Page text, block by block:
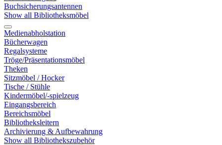
Buchsicherungsantennen
Show all Bibliotheksmöbel
Medienabholstation
Bücherwagen
Regalsysteme
Tröge/Präsentationsmöbel
Theken
Sitzmöbel / Hocker
Tische / Stühle
Kindermöbel/-spielzeug
Eingangsbereich
Bereichsmöbel
Bibliotheksleitern
Archivierung & Aufbewahrung
Show all Bibliothekszubehör